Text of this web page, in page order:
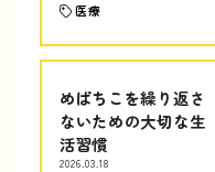
医療
めばちこを繰り返さ
ないための大切な生
活習慣
2026.03.18